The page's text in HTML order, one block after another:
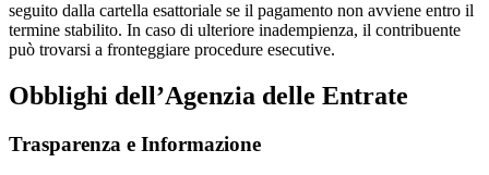
seguito dalla cartella esattoriale se il pagamento non avviene entro il
termine stabilito. In caso di ulteriore inadempienza, il contribuente
può trovarsi a fronteggiare procedure esecutive.
Obblighi dell’Agenzia delle Entrate
Trasparenza e Informazione